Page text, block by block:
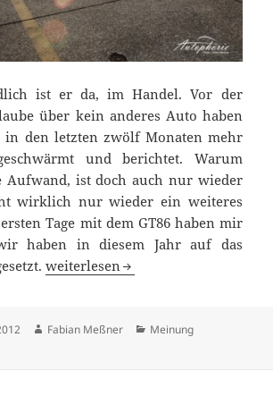
ist er da, im Handel. Vor der
über kein anderes Auto haben
in den letzten zwölf Monaten mehr
und berichtet. Warum
Aufwand, ist doch auch nur wieder
wirklich nur wieder ein weiteres
Tage mit dem GT86 haben mir
haben in diesem Jahr auf das
Status Rückgabe
weiterlesen
Autor
Fabian Meßner Kategorien
Meinung